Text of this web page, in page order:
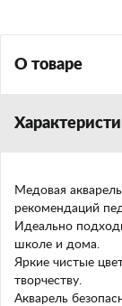
О товаре
Медовая
рекомендаций
Идеально
школе и дома.
Яркие чистые
творчеству.
Акварель